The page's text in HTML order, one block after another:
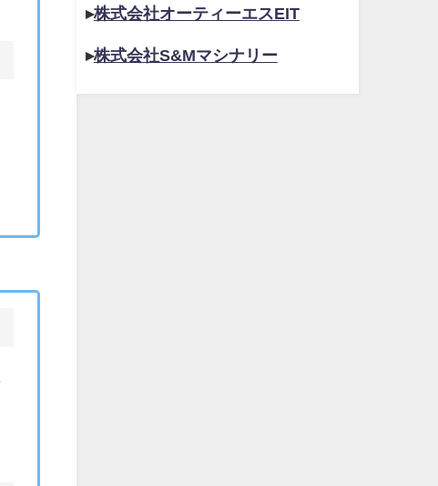
▸株式会社オーティーエスEIT
▸株式会社S&Mマシナリー